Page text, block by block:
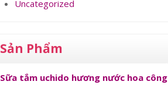
Uncategorized
Sản Phẩm
Sữa tắm uchido hương nước hoa công